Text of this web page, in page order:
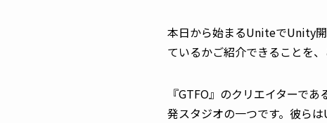
本日から始まるUniteでUnity
ているかご紹介できることを
『GTFO』のクリエイターで
発スタジオの一つです。彼ら